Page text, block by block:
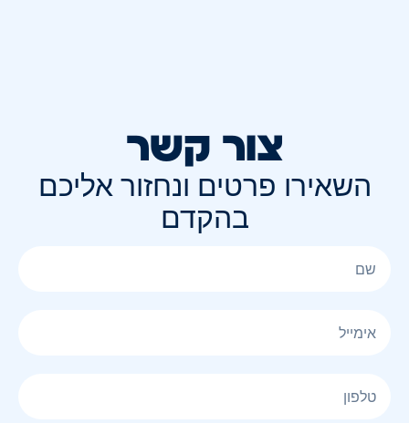
צור קשר
השאירו פרטים ונחזור אליכם
בהקדם